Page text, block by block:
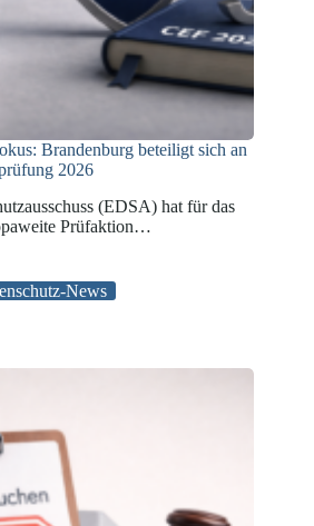
Brandenburg beteiligt sich an
2026
(EDSA) hat für das
Prüfaktion…
News